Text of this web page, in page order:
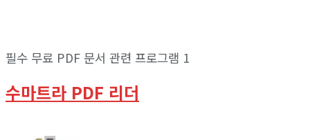
필수 무료 PDF 문서 관련 프로그램 1
수마트라 PDF 리더